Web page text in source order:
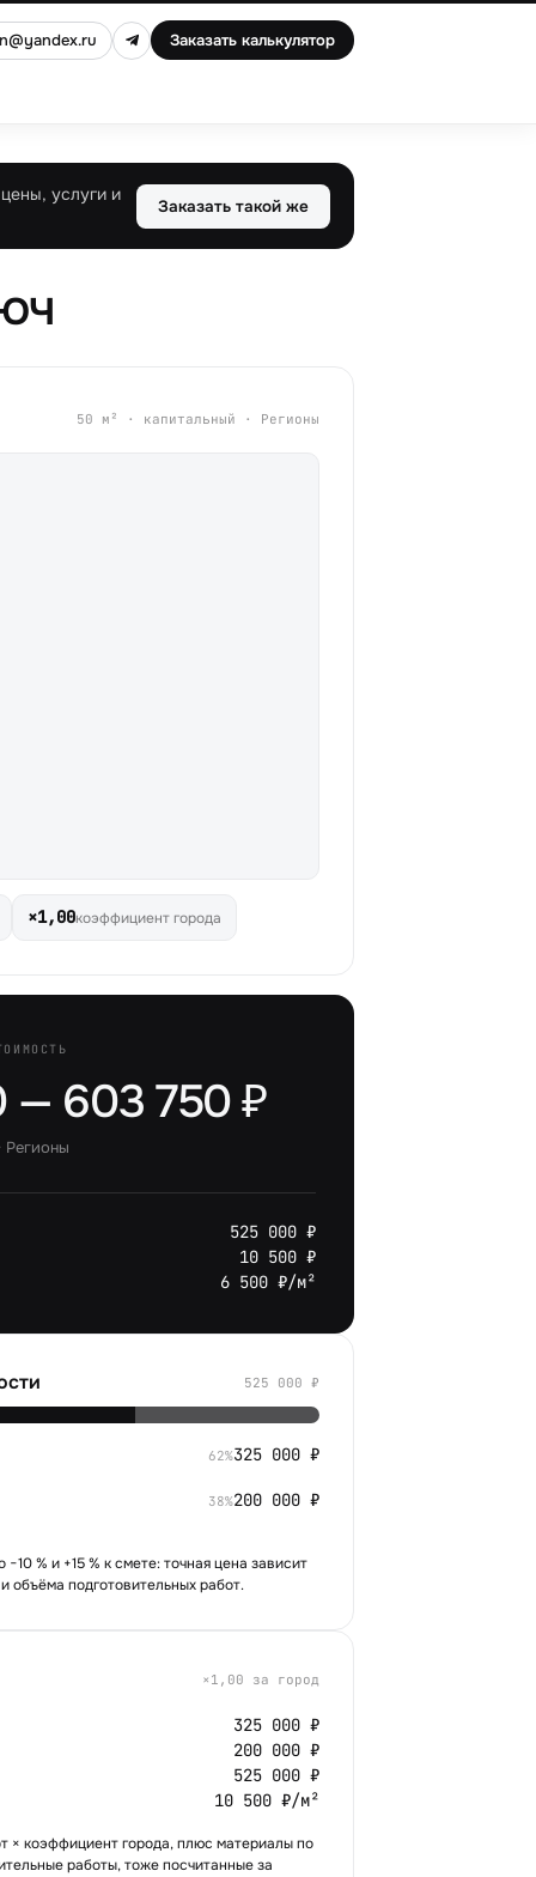
Заказать калькулятор
услуги и
Заказать такой же
50 м² · капитальный · Регионы
×1,00коэффициент города
— 603 750 ₽
Регионы
525 000 ₽
10 500 ₽
6 500 ₽/м²
525 000 ₽
62%325 000 ₽
38%200 000 ₽
% и +15 % к смете: точная цена зависит
объёма подготовительных работ.
× 1,00 за город
325 000 ₽
200 000 ₽
525 000 ₽
10 500 ₽/м²
× коэффициент города, плюс материалы по
работы, тоже посчитанные за